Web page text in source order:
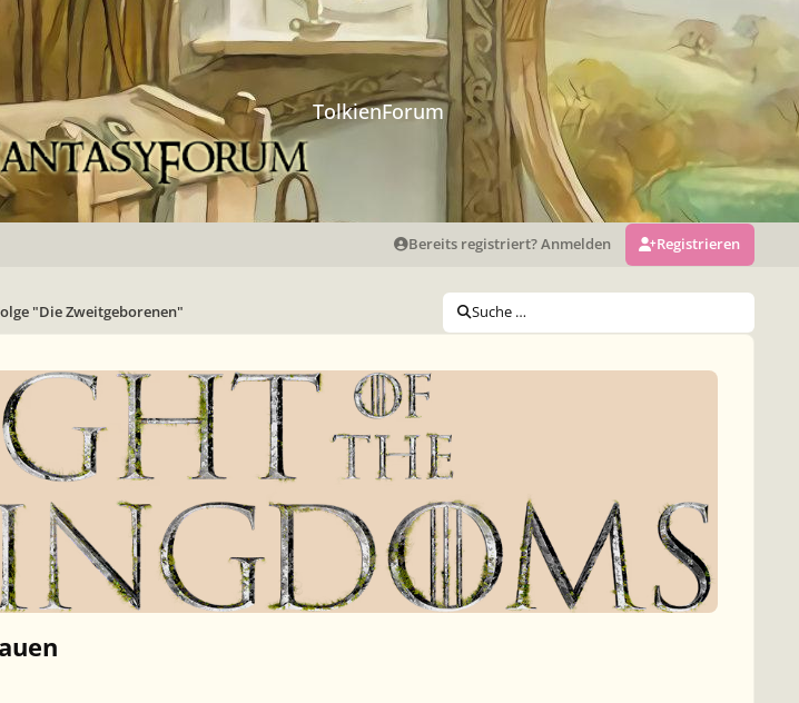
TolkienForum
Bereits registriert? Anmelden Registrieren
"Die Zweitgeborenen" Suche …